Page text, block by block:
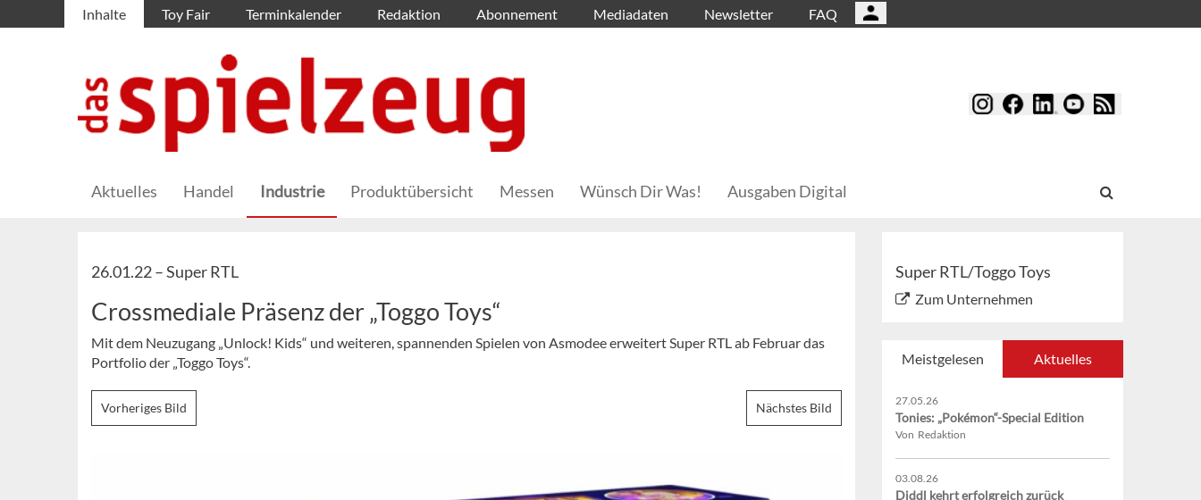
Inhalte Toy Fair Terminkalender Redaktion Abonnement Mediadaten Newsletter FAQ
Aktuelles Handel Industrie Produktübersicht Messen Wünsch Dir Was! Ausgaben Digital
26.01.22 –Super RTL
Crossmediale Präsenz der „Toggo Toys“
Mit dem Neuzugang „Unlock! Kids“ und weiteren, spannenden Spielen von Asmodee erweitert Super RTL ab Februar das
Portfolio der „Toggo Toys“.
Vorheriges Bild Nächstes Bild
Super RTL/Toggo Toys
Zum Unternehmen
Meistgelesen Aktuelles
27.05.26
Tonies: „Pokémon“-Special Edition
Von Redaktion
03.08.26
Diddl kehrt erfolgreich zurück